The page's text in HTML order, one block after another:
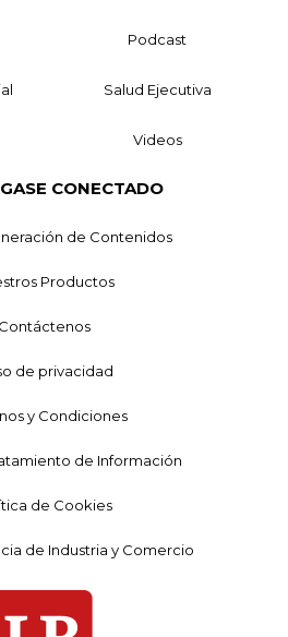
Podcast
Salud Ejecutiva
Videos
CONECTADO
de Contenidos
Productos
Contáctenos
de privacidad
y Condiciones
de Información
de Cookies
de Industria y Comercio